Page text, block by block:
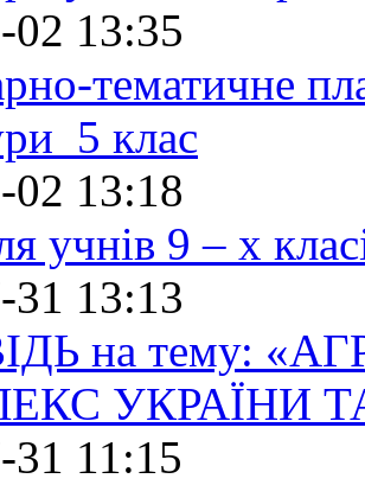
02 13:35
тематичне
5 клас
02 13:18
учнів 9 – х
31 13:13
на тему:
УКРАЇНИ
31 11:15